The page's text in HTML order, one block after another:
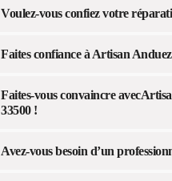
Voulez-vous confiez votre
Faites confiance à Artisan
Faites-vous convaincre
33500 !
Avez-vous besoin d’un